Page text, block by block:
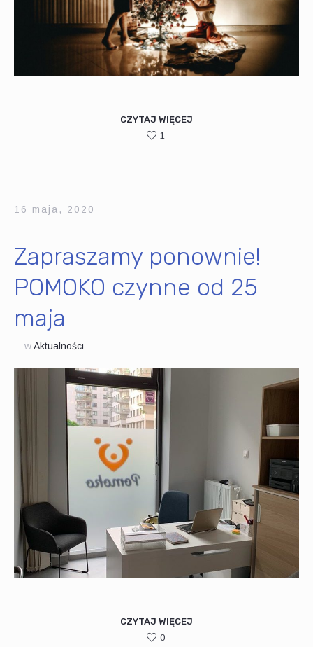
CZYTAJ WIĘCEJ
1
16 maja, 2020
Zapraszamy ponownie!
POMOKO czynne od 25
maja
wAktualności
CZYTAJ WIĘCEJ
0